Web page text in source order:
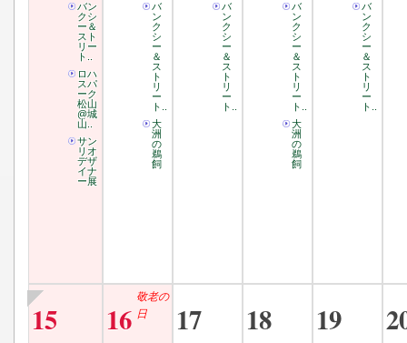
バン
クシ
ー＆
スト
リー
ト..
ロハ
スパ
ーク
松山
@城
山..
サン
リオ
デザ
イナ
ー展
バ
ン
ク
シ
ー
＆
ス
ト
リ
ー
ト..
大
洲
の
鵜
飼
バ
ン
ク
シ
ー
＆
ス
ト
リ
ー
ト..
バ
ン
ク
シ
ー
＆
ス
ト
リ
ー
ト..
大
洲
の
鵜
飼
バ
ン
ク
シ
ー
＆
ス
ト
リ
ー
ト..
15 16
敬老の
日
17 18 19